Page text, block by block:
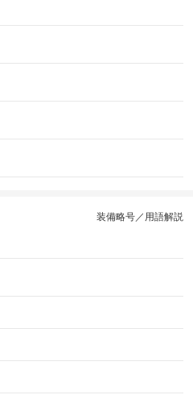
装備略号／用語解説